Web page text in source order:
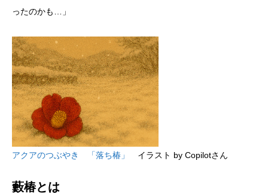
ったのかも…」
アクアのつぶやき 「落ち椿」 イラスト by Copilotさん
藪椿とは